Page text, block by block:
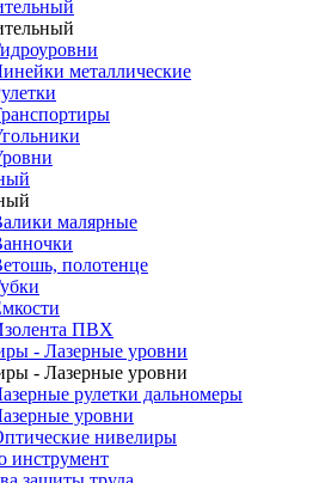
металлические
малярные
полотенце
ПВХ
- Лазерные уровни
- Лазерные уровни
рулетки дальномеры
уровни
нивелиры
инструмент